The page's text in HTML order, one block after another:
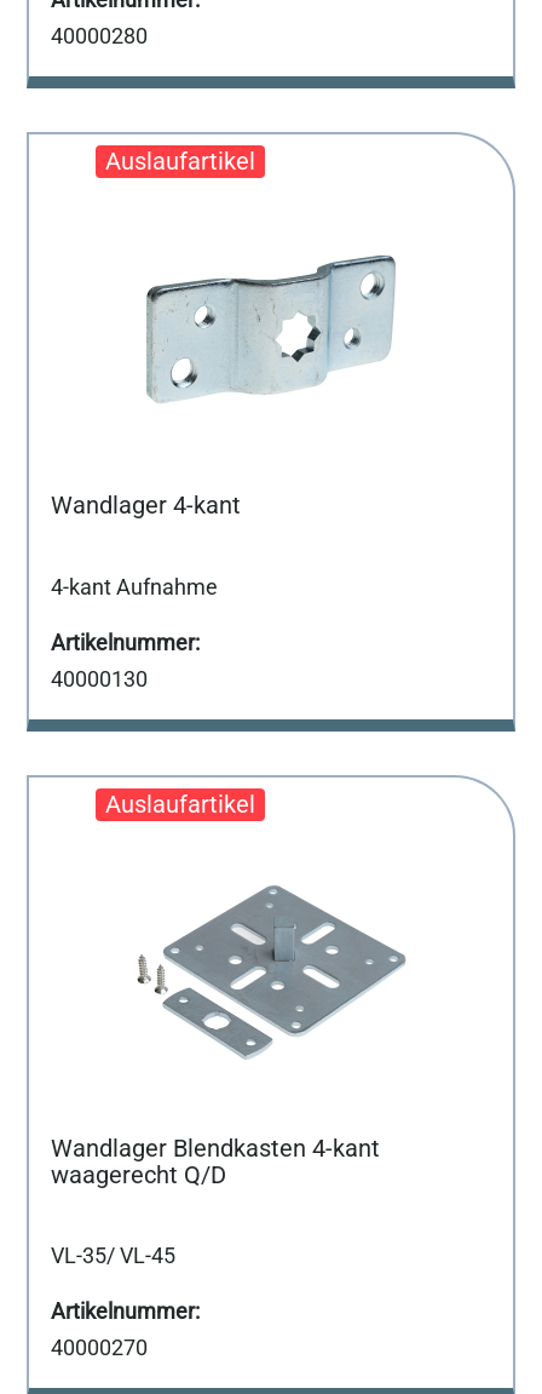
40000280
Wandlager 4-kant
4-kant Aufnahme
40000130
Wandlager Blendkasten 4-kant
waagerecht Q/D
VL-35/ VL-45
40000270